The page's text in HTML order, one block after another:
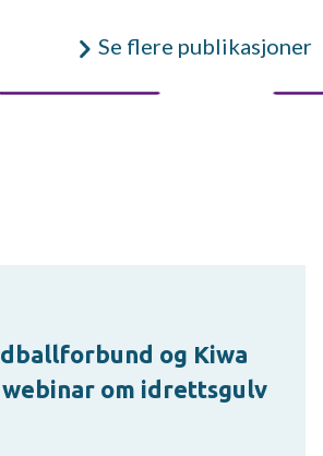
Se flere publikasjoner
og Kiwa
om idrettsgulv